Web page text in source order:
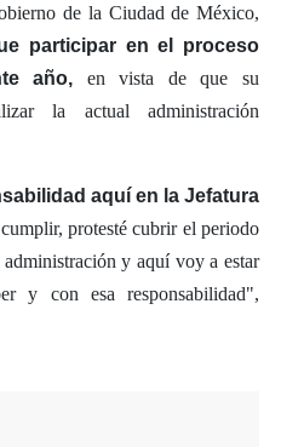
de la Ciudad de México,
participar en el proceso
año, en vista de que su
la actual administración
aquí en la Jefatura
protesté cubrir el periodo
y aquí voy a estar
y con esa responsabilidad",